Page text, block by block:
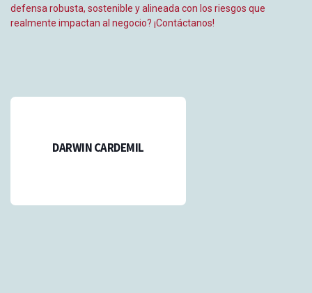
defensa robusta, sostenible y alineada con los riesgos que
realmente impactan al negocio? ¡Contáctanos!
DARWIN CARDEMIL